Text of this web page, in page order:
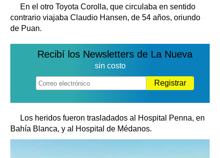
En el otro Toyota Corolla, que circulaba en sentido
contrario viajaba Claudio Hansen, de 54 años, oriundo
de Puan.
Recibí los Newsletters de La Nueva
sin costo
Registrar
Los heridos fueron trasladados al Hospital Penna, en
Bahía Blanca, y al Hospital de Médanos.